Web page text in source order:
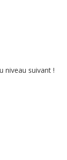
niveau suivant !